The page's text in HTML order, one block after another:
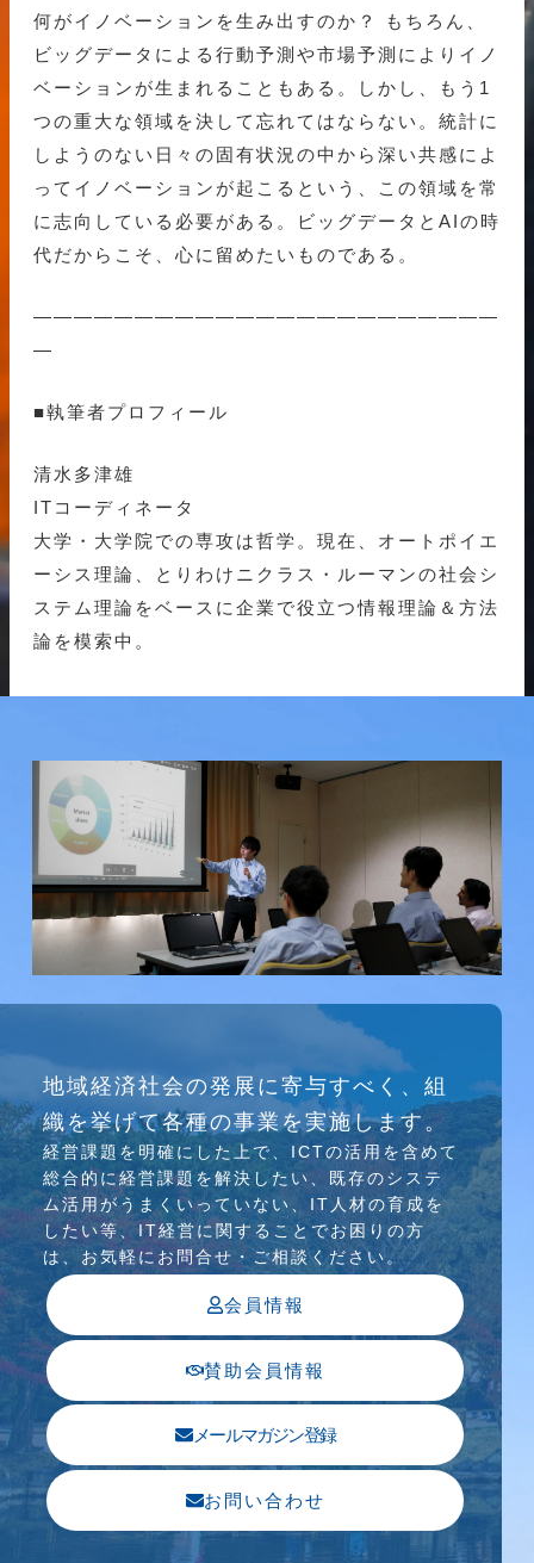
何がイノベーションを生み出すのか？ もちろん、
ビッグデータによる行動予測や市場予測によりイノ
ベーションが生まれることもある。しかし、もう1
つの重大な領域を決して忘れてはならない。統計に
しようのない日々の固有状況の中から深い共感によ
ってイノベーションが起こるという、この領域を常
に志向している必要がある。ビッグデータとAIの時
代だからこそ、心に留めたいものである。
———————————————————————
—
■執筆者プロフィール
清水多津雄
ITコーディネータ
大学・大学院での専攻は哲学。現在、オートポイエ
ーシス理論、とりわけニクラス・ルーマンの社会シ
ステム理論をベースに企業で役立つ情報理論＆方法
論を模索中。
介護ソリューション研究会、WEB/SNS研究会を
行っています
地域経済社会の発展に寄与すべく、組
織を挙げて各種の事業を実施します。
経営課題を明確にした上で、ICTの活⽤を含めて
総合的に経営課題を解決したい、既存のシステ
ム活⽤がうまくいっていない、IT⼈材の育成を
したい等、IT経営に関することでお困りの⽅
は、お気軽にお問合せ・ご相談ください。
会員情報
賛助会員情報
メールマガジン登録
お問い合わせ